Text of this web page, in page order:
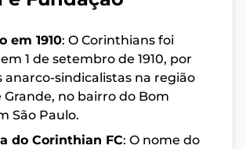
em 1910: O Corinthians foi
1 de setembro de 1910, por
anarco-sindicalistas na região
Grande, no bairro do Bom
São Paulo.
do Corinthian FC: O nome do